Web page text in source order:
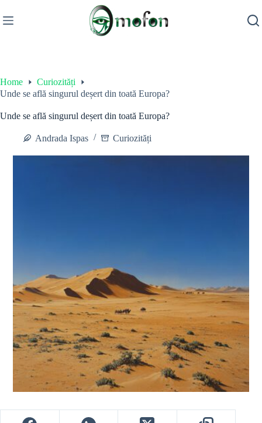
to
content
Home
Curiozități
Unde se află singurul deșert din toată Europa?
Unde se află singurul deșert din toată Europa?
Andrada Ispas Curiozități